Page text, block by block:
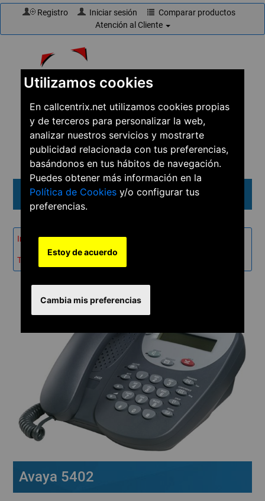
Utilizamos cookies
En callcentrix.net utilizamos cookies propias
y de terceros para personalizar la web,
analizar nuestros servicios y mostrarte
publicidad relacionada con tus preferencias,
basándonos en tus hábitos de navegación.
Puedes obtener más información en la
Política de Cookies y/o configurar tus
preferencias.
Estoy de acuerdo
Cambia mis preferencias
Registro Iniciar sesión
Comparar productos
Atención al Cliente
☎910 61 60 15
Menú
Inicio → Productos → Teléfonos
Teléfonos digitales
Avaya 5402